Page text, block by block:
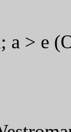
> e